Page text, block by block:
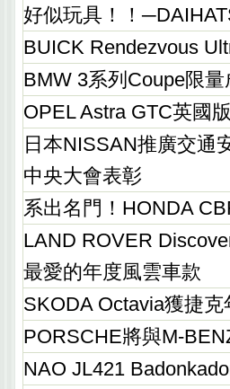
好似玩具！！
BUICK Rendezvous
BMW 3系列Coupe限
OPEL Astra GTC英國
日本NISSAN推廣交通
中央大會表彰
系出名門！HONDA
LAND ROVER
最愛的年度風雲車款
SKODA Octavia獲捷
PORSCHE將與M-
NAO JL421